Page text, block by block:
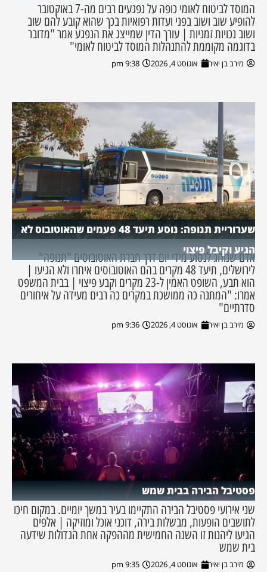
המוסד לביטוח לאומי כופה על נפגעים רבים מה-7 באוקטובר
להופיע שוב ושוב בפני ועדות רפואיות בכך שהוא קובע להם שוב
ושוב נכויות זמניות | עורך הדין שמייצג את הנפגע אמר "מדובר
בדוגמה מקוממת להתנהלות המוסד לביטוח לאומי"
מירב בן יאיר אוגוסט 4, 2026 9:38 pm
שערוריית תנופה: נוסע תיעד 48 פעמים שהאוטובוס לא
הגיע וקיבל פיצוי
אדם שנוהג לנסוע מידי יום דרך חברת האוטובוסים "תנופה"
לירושלים, תיעד 48 מקרים בהם האוטובוסים איחרו ולא הגיעו |
הוא תבע, השופט האמין ל-23 מקרים וקבע פיצוי | בבית המשפט
אמרו: "המתנה כה ממושכת במקרים כה רבים מעידה על איחורים
סדרתיים"
מירב בן יאיר אוגוסט 4, 2026 9:36 pm
פסטיבל הבירה בבית שמש
שני אירועי פסטיבל הבירה התקיימו בעיר במשך יומיים. במקום חיכו
לתושבים הופעות, מבשלות בירה, דוכני אוכל ומוזיקה | אלפים
הגיעו ליהנות זו השנה החמישית מההפקה אחת הגדולות שידעה
בית שמש
מירב בן יאיר אוגוסט 4, 2026 9:35 pm